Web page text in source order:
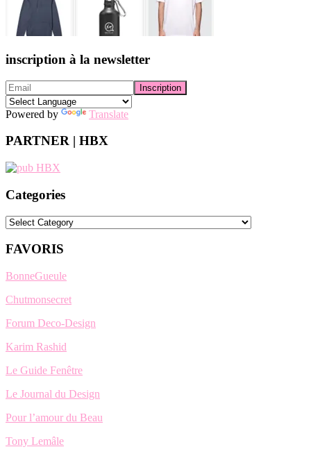
inscription à la newsletter
Powered by Translate
PARTNER | HBX
Categories
Categories
FAVORIS
BonneGueule
Chutmonsecret
Forum Deco-Design
Karim Rashid
Le Guide Fenêtre
Le Journal du Design
Pour l’amour du Beau
Tony Lemâle